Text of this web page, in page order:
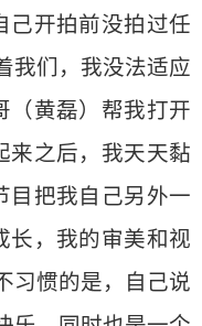
己开拍前没拍过任
我们，我没法适应
（黄磊）帮我打开
来之后，我天天黏
目把我自己另外一
长，我的审美和视
习惯的是，自己说